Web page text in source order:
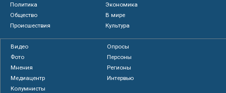
Политика
Экономика
Общество
В мире
Происшествия
Культура
Видео
Опросы
Фото
Персоны
Мнения
Регионы
Медиацентр
Интервью
Колумнисты